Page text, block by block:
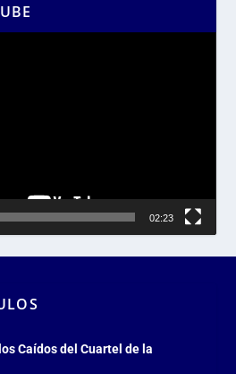
02:23
Caídos del Cuartel de la